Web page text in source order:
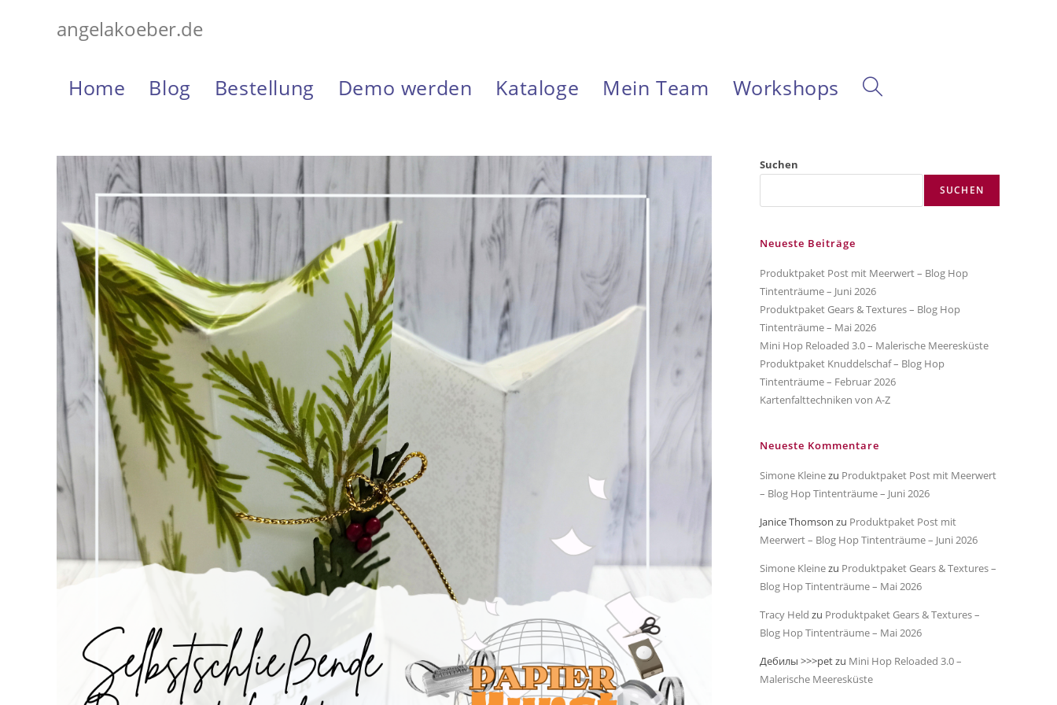
angelakoeber.de
Home Blog Bestellung Demo werden Kataloge Mein Team Workshops Website-
umschalten
Suchen
SUCHEN
Neueste Beiträge
Produktpaket Post mit Meerwert – Blog Hop
Tintenträume – Juni 2026
Produktpaket Gears & Textures – Blog Hop
Tintenträume – Mai 2026
Mini Hop Reloaded 3.0 – Malerische Meeresküste
Produktpaket Knuddelschaf – Blog Hop
Tintenträume – Februar 2026
Kartenfalttechniken von A-Z
Neueste Kommentare
Simone Kleinezu Produktpaket Post mit Meerwert
– Blog Hop Tintenträume – Juni 2026
Janice Thomson zu Produktpaket Post mit
Meerwert – Blog Hop Tintenträume – Juni 2026
Simone Kleinezu Produktpaket Gears & Textures –
Blog Hop Tintenträume – Mai 2026
Tracy Held zu Produktpaket Gears & Textures –
Blog Hop Tintenträume – Mai 2026
Дебилы >>>petzu Mini Hop Reloaded 3.0 –
Malerische Meeresküste